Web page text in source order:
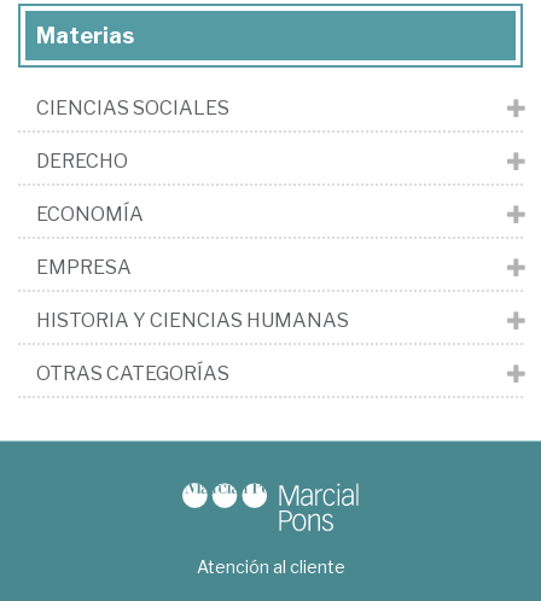
Materias
CIENCIAS SOCIALES
DERECHO
ECONOMÍA
EMPRESA
HISTORIA Y CIENCIAS HUMANAS
OTRAS CATEGORÍAS
Atención al cliente